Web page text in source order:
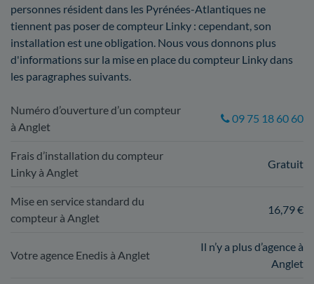
personnes résident dans les Pyrénées-Atlantiques ne
tiennent pas poser de compteur Linky : cependant, son
installation est une obligation. Nous vous donnons plus
d'informations sur la mise en place du compteur Linky dans
les paragraphes suivants.
Numéro d’ouverture d’un compteur
à Anglet
09 75 18 60 60
Frais d’installation du compteur
Linky à Anglet
Gratuit
Mise en service standard du
compteur à Anglet
16,79 €
Votre agence Enedis à Anglet
Il n’y a plus d’agence à
Anglet